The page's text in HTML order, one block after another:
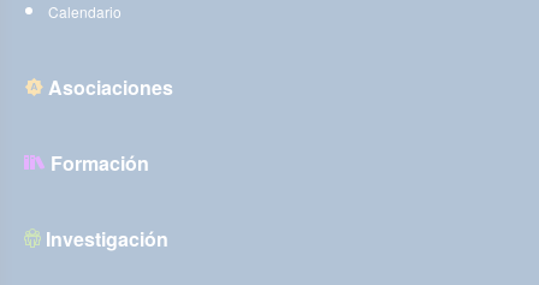
Calendario
Asociaciones
Formación
Investigación